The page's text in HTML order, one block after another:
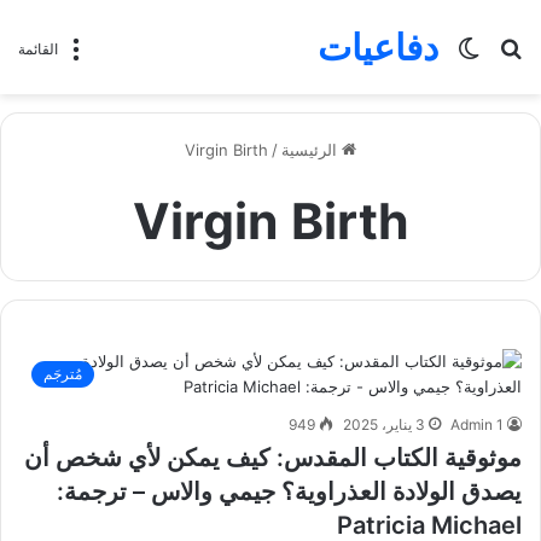
القائمة دفاعيات
بحث
الوضع
الرئيسية /
Virgin Birth
Virgin Birth
مُترجَم
Admin 1 3 يناير، 2025 949
موثوقية الكتاب المقدس: كيف يمكن لأي شخص أن
يصدق الولادة العذراوية؟ جيمي والاس – ترجمة:
Patricia Michael